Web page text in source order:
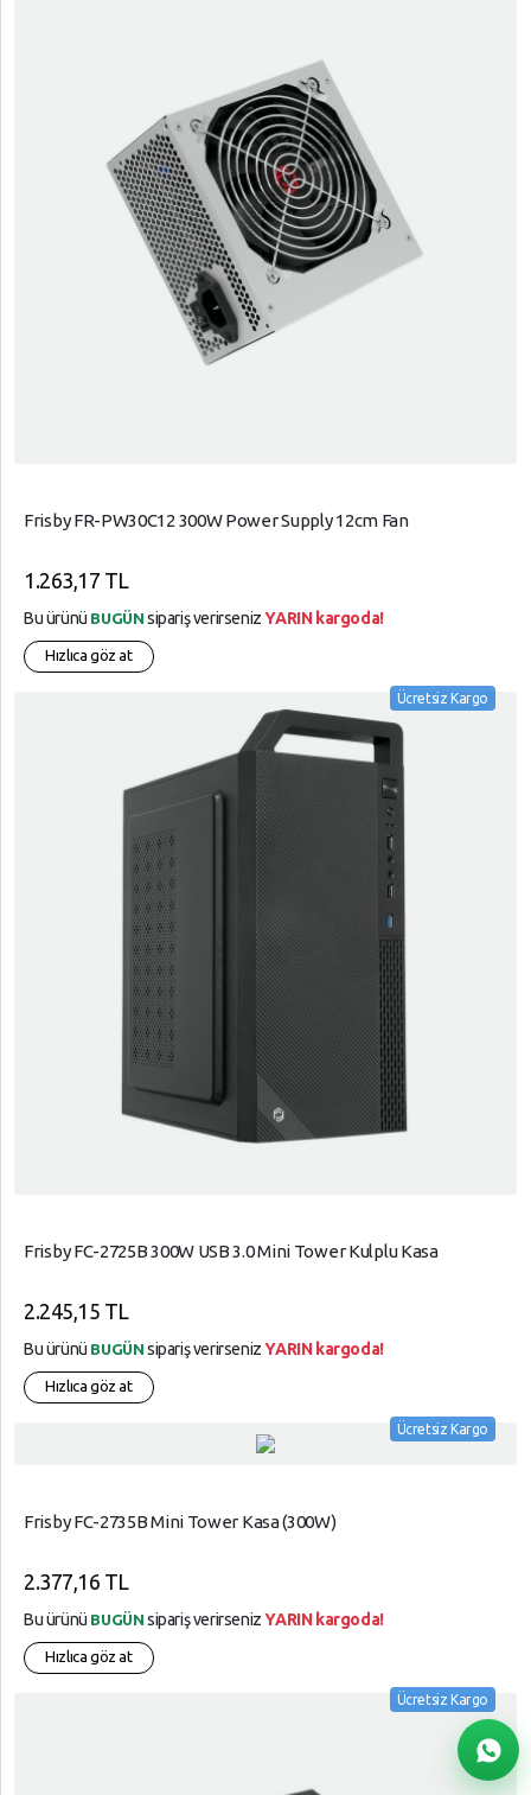
Frisby FR-PW30C12 300W Power Supply 12cm Fan
1.263,17 TL
Bu ürünü BUGÜN sipariş verirsenizYARIN kargoda!
Hızlıca göz at
Ücretsiz Kargo
Frisby FC-2725B 300W USB 3.0 Mini Tower Kulplu Kasa
2.245,15 TL
Bu ürünü BUGÜN sipariş verirsenizYARIN kargoda!
Hızlıca göz at
Ücretsiz Kargo
Frisby FC-2735B Mini Tower Kasa (300W)
2.377,16 TL
Bu ürünü BUGÜN sipariş verirsenizYARIN kargoda!
Hızlıca göz at
Ücretsiz Kargo